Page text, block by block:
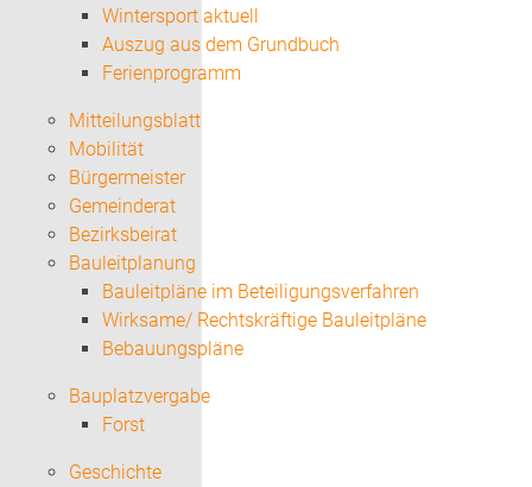
Wintersport aktuell
Auszug aus dem Grundbuch
Ferienprogramm
Mitteilungsblatt
Mobilität
Bürgermeister
Gemeinderat
Bezirksbeirat
Bauleitplanung
Bauleitpläne im Beteiligungsverfahren
Wirksame/ Rechtskräftige Bauleitpläne
Bebauungspläne
Bauplatzvergabe
Forst
Geschichte